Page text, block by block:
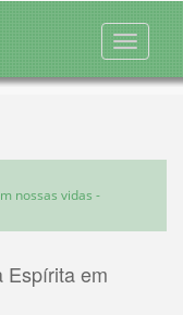
nossas vidas -
Espírita em